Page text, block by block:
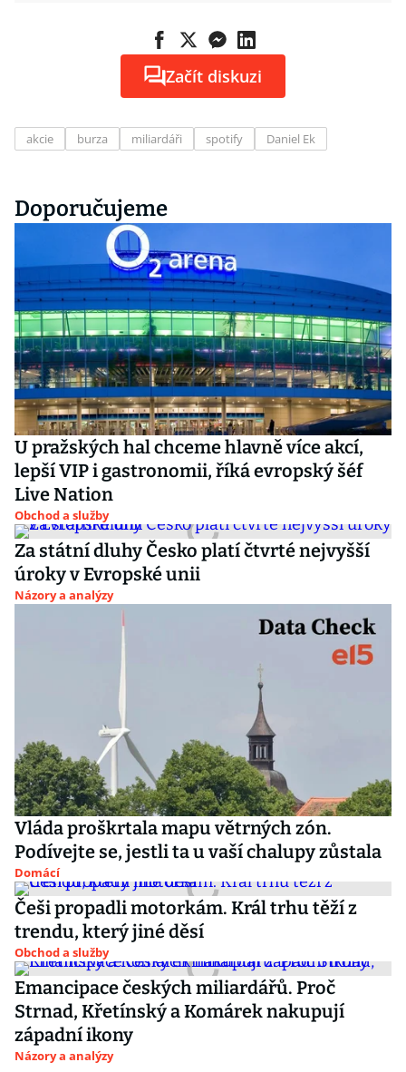
Začít diskuzi
akcie burza miliardáři spotify Daniel Ek
Doporučujeme
U pražských hal chceme hlavně více akcí,
lepší VIP i gastronomii, říká evropský šéf
Live Nation
Obchod a služby
Za státní dluhy Česko platí čtvrté nejvyšší
úroky v Evropské unii
Názory a analýzy
Vláda proškrtala mapu větrných zón.
Podívejte se, jestli ta u vaší chalupy zůstala
Domácí
Češi propadli motorkám. Král trhu těží z
trendu, který jiné děsí
Obchod a služby
Emancipace českých miliardářů. Proč
Strnad, Křetínský a Komárek nakupují
západní ikony
Názory a analýzy